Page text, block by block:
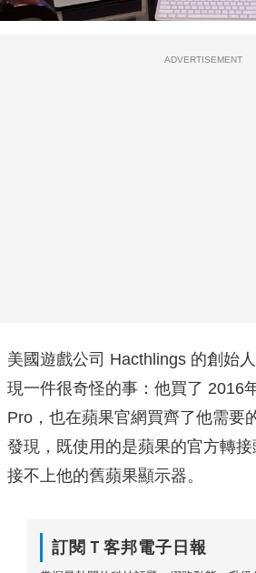
ADVERTISEMENT
美國遊戲公司 Hacthlings 的創始
現一件很奇怪的事：他買了 2016
Pro，也在蘋果官網買齊了他需要
發現，既使用的是蘋果的官方轉
接不上他的舊蘋果顯示器。
訂閱Ｔ客邦電子日報